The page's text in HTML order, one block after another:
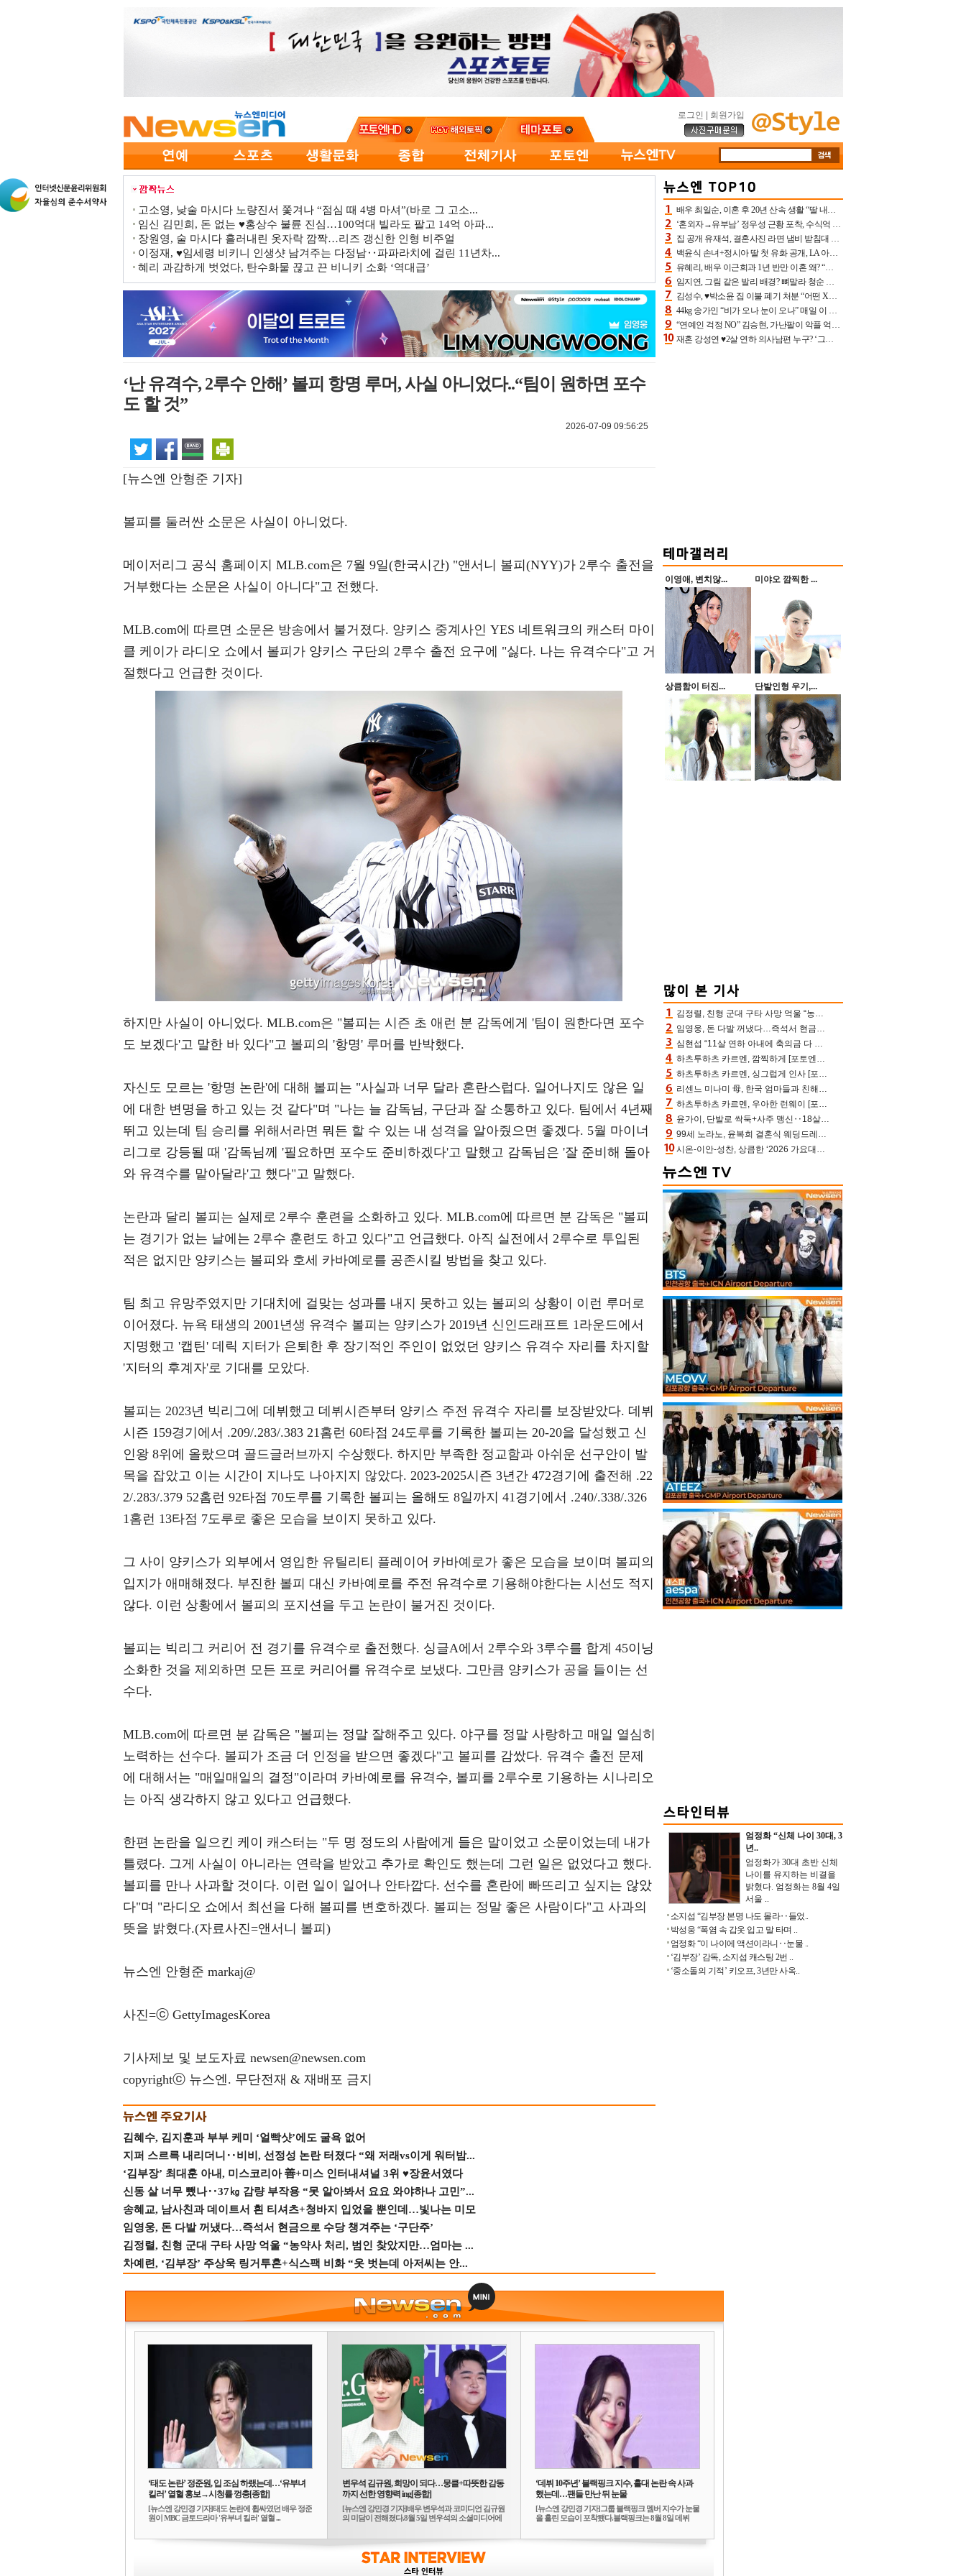
로그인 회원가입
고소영, 낮술 마시다 노량진서 쫓겨나 “점심 때 4병 마셔”(바로 그 고소...
임신 김민희, 돈 없는 ♥홍상수 불륜 진심…100억대 빌라도 팔고 14억 아파...
장원영, 술 마시다 흘러내린 옷자락 깜짝…리즈 갱신한 인형 비주얼
이정재, ♥임세령 비키니 인생샷 남겨주는 다정남‥파파라치에 걸린 11년차...
혜리 과감하게 벗었다, 탄수화물 끊고 끈 비니키 소화 ‘역대급’
‘난 유격수, 2루수 안해’ 볼피 항명 루머, 사실 아니었다..“팀이 원하면 포수
도 할 것”
2026-07-09 09:56:25
[뉴스엔 안형준 기자]
볼피를 둘러싼 소문은 사실이 아니었다.
메이저리그 공식 홈페이지 MLB.com은 7월 9일(한국시간) "앤서니 볼피(NYY)가 2루수 출전을
거부했다는 소문은 사실이 아니다"고 전했다.
MLB.com에 따르면 소문은 방송에서 불거졌다. 양키스 중계사인 YES 네트워크의 캐스터 마이
클 케이가 라디오 쇼에서 볼피가 양키스 구단의 2루수 출전 요구에 "싫다. 나는 유격수다"고 거
절했다고 언급한 것이다.
하지만 사실이 아니었다. MLB.com은 "볼피는 시즌 초 애런 분 감독에게 '팀이 원한다면 포수
도 보겠다'고 말한 바 있다"고 볼피의 '항명' 루머를 반박했다.
자신도 모르는 '항명 논란'에 대해 볼피는 "사실과 너무 달라 혼란스럽다. 일어나지도 않은 일
에 대한 변명을 하고 있는 것 같다"며 "나는 늘 감독님, 구단과 잘 소통하고 있다. 팀에서 4년째
뛰고 있는데 팀 승리를 위해서라면 뭐든 할 수 있는 내 성격을 알아줬으면 좋겠다. 5월 마이너
리그로 강등될 때 '감독님께 '필요하면 포수도 준비하겠다'고 말했고 감독님은 '잘 준비해 돌아
와 유격수를 맡아달라'고 했다"고 말했다.
논란과 달리 볼피는 실제로 2루수 훈련을 소화하고 있다. MLB.com에 따르면 분 감독은 "볼피
는 경기가 없는 날에는 2루수 훈련도 하고 있다"고 언급했다. 아직 실전에서 2루수로 투입된
적은 없지만 양키스는 볼피와 호세 카바예로를 공존시킬 방법을 찾고 있다.
팀 최고 유망주였지만 기대치에 걸맞는 성과를 내지 못하고 있는 볼피의 상황이 이런 루머로
이어졌다. 뉴욕 태생의 2001년생 유격수 볼피는 양키스가 2019년 신인드래프트 1라운드에서
지명했고 '캡틴' 데릭 지터가 은퇴한 후 장기적인 주인이 없었던 양키스 유격수 자리를 차지할
'지터의 후계자'로 기대를 모았다.
볼피는 2023년 빅리그에 데뷔했고 데뷔시즌부터 양키스 주전 유격수 자리를 보장받았다. 데뷔
시즌 159경기에서 .209/.283/.383 21홈런 60타점 24도루를 기록한 볼피는 20-20을 달성했고 신
인왕 8위에 올랐으며 골드글러브까지 수상했다. 하지만 부족한 정교함과 아쉬운 선구안이 발
목을 잡았고 이는 시간이 지나도 나아지지 않았다. 2023-2025시즌 3년간 472경기에 출전해 .22
2/.283/.379 52홈런 92타점 70도루를 기록한 볼피는 올해도 8일까지 41경기에서 .240/.338/.326
1홈런 13타점 7도루로 좋은 모습을 보이지 못하고 있다.
그 사이 양키스가 외부에서 영입한 유틸리티 플레이어 카바예로가 좋은 모습을 보이며 볼피의
입지가 애매해졌다. 부진한 볼피 대신 카바예로를 주전 유격수로 기용해야한다는 시선도 적지
않다. 이런 상황에서 볼피의 포지션을 두고 논란이 불거진 것이다.
볼피는 빅리그 커리어 전 경기를 유격수로 출전했다. 싱글A에서 2루수와 3루수를 합계 45이닝
소화한 것을 제외하면 모든 프로 커리어를 유격수로 보냈다. 그만큼 양키스가 공을 들이는 선
수다.
MLB.com에 따르면 분 감독은 "볼피는 정말 잘해주고 있다. 야구를 정말 사랑하고 매일 열심히
노력하는 선수다. 볼피가 조금 더 인정을 받으면 좋겠다"고 볼피를 감쌌다. 유격수 출전 문제
에 대해서는 "매일매일의 결정"이라며 카바예로를 유격수, 볼피를 2루수로 기용하는 시나리오
는 아직 생각하지 않고 있다고 언급했다.
한편 논란을 일으킨 케이 캐스터는 "두 명 정도의 사람에게 들은 말이었고 소문이었는데 내가
틀렸다. 그게 사실이 아니라는 연락을 받았고 추가로 확인도 했는데 그런 일은 없었다고 했다.
볼피를 만나 사과할 것이다. 이런 일이 일어나 안타깝다. 선수를 혼란에 빠뜨리고 싶지는 않았
다"며 "라디오 쇼에서 최선을 다해 볼피를 변호하겠다. 볼피는 정말 좋은 사람이다"고 사과의
뜻을 밝혔다.(자료사진=앤서니 볼피)
뉴스엔 안형준 markaj@
사진=ⓒ GettyImagesKorea
기사제보 및 보도자료 newsen@newsen.com
copyrightⓒ 뉴스엔. 무단전재 & 재배포 금지
김혜수, 김지훈과 부부 케미 ‘얼빡샷’에도 굴욕 없어
지퍼 스르륵 내리더니‥비비, 선정성 논란 터졌다 “왜 저래vs이게 워터밤...
‘김부장’ 최대훈 아내, 미스코리아 善+미스 인터내셔널 3위 ♥장윤서였다
신동 살 너무 뺐나‥37㎏ 감량 부작용 “못 알아봐서 요요 와야하나 고민”...
송혜교, 남사친과 데이트서 흰 티셔츠+청바지 입었을 뿐인데…빛나는 미모
임영웅, 돈 다발 꺼냈다…즉석서 현금으로 수당 챙겨주는 ‘구단주’
김정렬, 친형 군대 구타 사망 억울 “농약사 처리, 범인 찾았지만…엄마는 ...
차예련, ‘김부장’ 주상욱 링거투혼+식스팩 비화 “옷 벗는데 아저씨는 안...
배우 최일순, 이혼 후 20년 산속 생활 “딸 내가 버렸다고 원망‥맘 아파”(특종)[어제TV]
‘혼외자→유부남’ 정우성 근황 포착, 수식억 해킹 피해 후배 만났다 “존경하는”
집 공개 유재석, 결혼사진 라면 냄비 받침대 되고 분노‥가족사진도 피해(놀뭐)[어제TV]
백윤식 손녀+정시아 딸 첫 유화 공개, LA 아트쇼→서울국제조각페스타 작가다운 수준급 실력
유혜리, 배우 이근희과 1년 반만 이혼 왜? “식칼 꽂고 의자 던져” 충격 폭로(특종)[어제TV]
임지연, 그림 같은 발리 배경? 뼈말라 청순 비키니 핏에 상대 안 되네
김성수, ♥박소윤 집 이불 폐기 처분 “어떤 X이랑 썼을지 몰라” 질투(신랑수업2)[어제TV]
44kg 송가인 “비가 오나 눈이 오나” 매일 이 운동, 허벅지 근육량 상승+체지방 감소
“연예인 걱정 NO” 김승현, 가난팔이 악플 억울할만‥아내+딸과 日 여행
재혼 강성연 ♥2살 연하 의사남편 누구? ‘그알’ 자문의에 훈남 비주얼 초엘리트 스펙 [종합]
이영애, 변치않... 미야오 깜찍한 ...
상큼함이 터진... 단발인형 우기,...
김정렬, 친형 군대 구타 사망 억울 “농약사 처리, 범인 찾았지만…엄마는 이미 치매”(데이앤나잇)
임영웅, 돈 다발 꺼냈다…즉석서 현금으로 수당 챙겨주는 ‘구단주’
심현섭 “11살 연하 아내에 축의금 다 뺏겨, 집도 아내 명의” (동치미)[결정적장면]
하츠투하츠 카르멘, 깜찍하게 [포토엔HD]
하츠투하츠 카르멘, 싱그럽게 인사 [포토엔HD]
리센느 미나미 母, 한국 엄마들과 친해진 비결=BTS “최애 정국 얘기로 통해”(전참시)
하츠투하츠 카르멘, 우아한 런웨이 [포토엔HD]
윤가이, 단발로 싹둑+사주 맹신‥18살 연상 ♥장기하 반한 엉뚱·열정 매력(전참시)
99세 노라노, 윤복희 결혼식 웨딩드레스 제작자였다…극찬 세례
시온-이안-성찬, 상큼한 ‘2026 가요대전 썸머’ MC [포토엔HD]
엄정화 “신체 나이 30대, 3
년..
엄정화가 30대 초반 신체
나이를 유지하는 비결을
밝혔다. 엄정화는 8월 4일
서울 ..
소지섭 “김부장 본명 나도 몰라‥들었..
박성웅 “폭염 속 갑옷 입고 말 타며 ..
엄정화 “이 나이에 액션이라니‥눈물 ..
‘김부장’ 감독, 소지섭 캐스팅 2번 ..
‘중소돌의 기적’ 키오프, 3년만 사옥..
‘태도 논란’ 정준원, 입 조심 하랬는데…‘유부녀
킬러’ 열혈 홍보→시청률 껑충[종합]
[뉴스엔 강민경 기자]태도 논란에 휩싸였던 배우 정준
원이 MBC 금토드라마 '유부녀 킬러' 열혈 ...
변우석 김규원, 희망이 되다…뭉클+따뜻한 감동
까지 선한 영향력 ing[종합]
[뉴스엔 강민경 기자]배우 변우석과 코미디언 김규원
의 미담이 전해졌다.8월 5일 변우석의 소셜미디어에
‘데뷔 10주년’ 블랙핑크 지수, 홀대 논란 속 사과
했는데…팬들 만난 뒤 눈물
[뉴스엔 강민경 기자]그룹 블랙핑크 멤버 지수가 눈물
을 흘린 모습이 포착됐다.블랙핑크는 8월 8일 데뷔